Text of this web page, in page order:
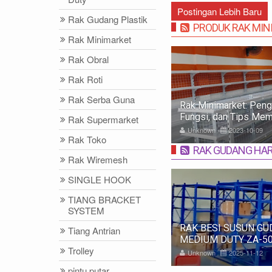
Postingan Lebih Baru
PRODUK RAK
Minimarket: Pengertian, Jenis,
dan Tips Memilih
2023-10-09
RAK ROKOK
MINIMARKET | RAK
INDOMARET
Unknown 2023-05-10
RAK GUDANG
BESI SUSUN GUDANG PABRIK
DUTY ZA-500, WARNA FULL
UKURAN 150x100x200 CM
2025-11-12
Rak Gudang Beban
Ton per Level:
Penyimpanan Industri
Unknown 2024-10-08
Rak Gudang Plastik
Rak Minimarket
Rak Obral
Rak Roti
Rak Serba Guna
Rak Supermarket
Rak Toko
Rak Wiremesh
SINGLE HOOK
TIANG BRACKET
SYSTEM
Tiang Antrian
Trolley